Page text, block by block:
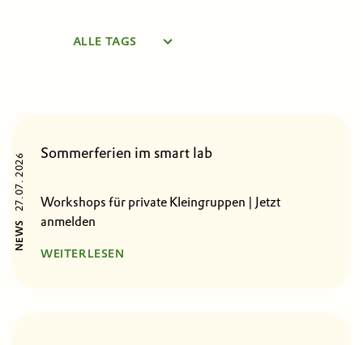
ALLE TAGS
MINT-REGION
VILLACH
NEWS
27.07. 2026 Sommerferien im smart lab
Workshops für private Kleingruppen | Jetzt
anmelden
WEITERLESEN